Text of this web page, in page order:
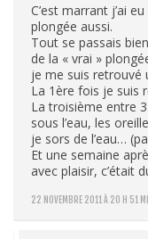
22 NOVEMBRE 2011 À 20 H 51
C’est marrant j’ai
plongée aussi.
Tout se passais
de la « vrai »
je me suis retrouvé
La 1ère fois je suis
La troisième entre
sous l’eau, les
je sors de l’eau…
Et une semaine
avec plaisir, c’était